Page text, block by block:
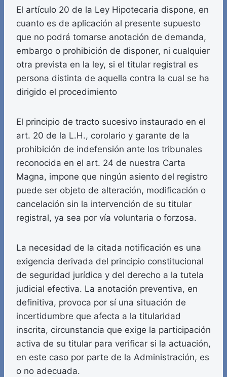
El artículo 20 de la Ley Hipotecaria dispone, en
cuanto es de aplicación al presente supuesto
que no podrá tomarse anotación de demanda,
embargo o prohibición de disponer, ni cualquier
otra prevista en la ley, si el titular registral es
persona distinta de aquella contra la cual se ha
dirigido el procedimiento
El principio de tracto sucesivo instaurado en el
art. 20 de la L.H., corolario y garante de la
prohibición de indefensión ante los tribunales
reconocida en el art. 24 de nuestra Carta
Magna, impone que ningún asiento del registro
puede ser objeto de alteración, modificación o
cancelación sin la intervención de su titular
registral, ya sea por vía voluntaria o forzosa.
La necesidad de la citada notificación es una
exigencia derivada del principio constitucional
de seguridad jurídica y del derecho a la tutela
judicial efectiva. La anotación preventiva, en
definitiva, provoca por sí una situación de
incertidumbre que afecta a la titularidad
inscrita, circunstancia que exige la participación
activa de su titular para verificar si la actuación,
en este caso por parte de la Administración, es
o no adecuada.